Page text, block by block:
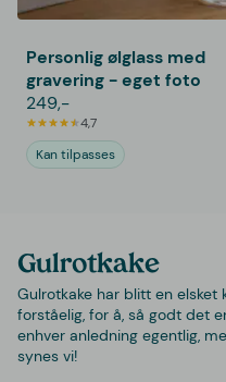
Personlig ølglass med
gravering - eget foto
249,-
4,7
Kan tilpasses
Gulrotkake
Gulrotkake har blitt en elsket
forståelig, for å, så godt det
enhver anledning egentlig,
synes vi!